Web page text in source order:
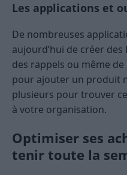
Les applications et
De nombreuses
aujourd’hui de créer
des rappels ou même
pour ajouter un produit
plusieurs pour trouver
à votre organisation.
Optimiser ses
tenir toute la